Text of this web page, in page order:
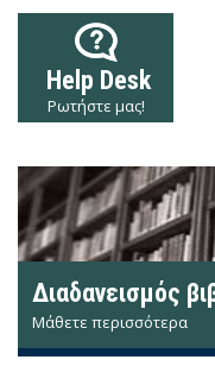
Help Desk
Ρωτήστε μας!
Διαδανεισμός
Μάθετε περισσότερα